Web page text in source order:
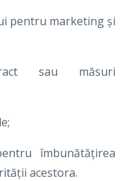
pentru marketing și
sau măsuri
îmbunătățirea
acestora.